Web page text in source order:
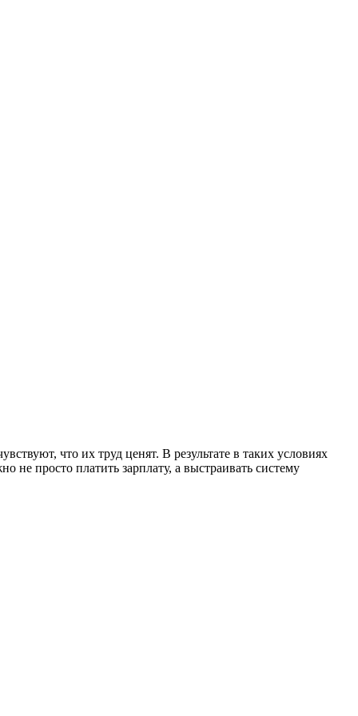
что их труд ценят. В результате в таких условиях
не просто платить зарплату, а выстраивать систему